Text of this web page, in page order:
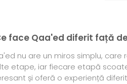
face Qaa'ed diferit față
nu are un miros simplu,
etape, iar fiecare etapă
și oferă o experiență